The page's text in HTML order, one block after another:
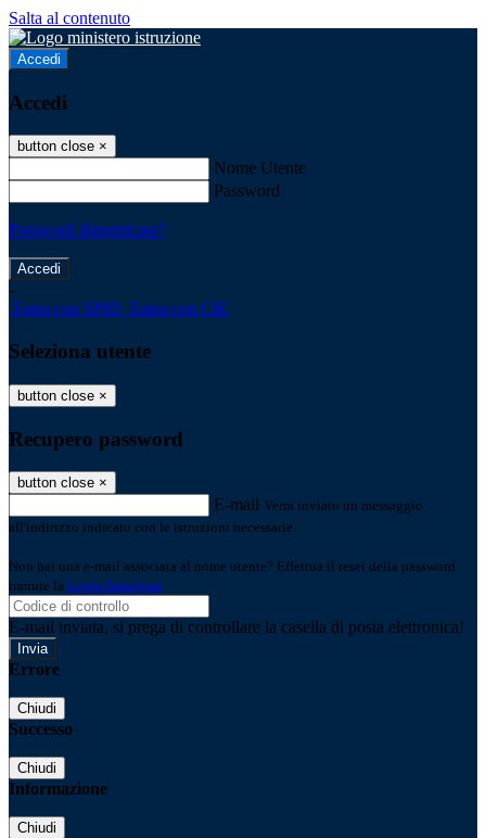
Salta al contenuto
Accedi
Accedi
button close ×
Nome Utente
Password
Password dimenticata?
-
Entra con SPID Entra con CIE
Seleziona utente
button close ×
Recupero password
button close ×
E-mail Verrà inviato un messaggio
all'indirizzo indicato con le istruzioni necessarie.
Non hai una e-mail associata al nome utente? Effettua il reset della password
tramite la Login Spaggiari
E-mail inviata, si prega di controllare la casella di posta elettronica!
Errore
Chiudi
Successo
Chiudi
Informazione
Chiudi